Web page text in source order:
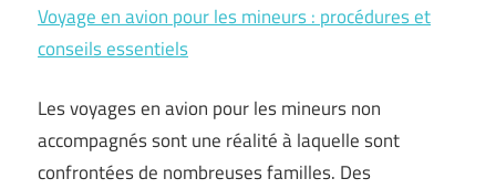
Voyage en avion pour les mineurs : procédures et
conseils essentiels
Les voyages en avion pour les mineurs non
accompagnés sont une réalité à laquelle sont
confrontées de nombreuses familles. Des